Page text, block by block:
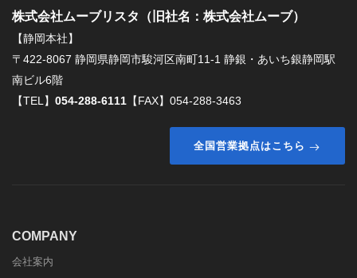
株式会社ムーブリスタ（旧社名：株式会社ムーブ）
【静岡本社】
〒422-8067 静岡県静岡市駿河区南町11-1 静銀・あいち銀静岡駅
南ビル6階
【TEL】 054-288-6111 【FAX】054-288-3463
全国営業拠点はこちら
COMPANY
会社案内